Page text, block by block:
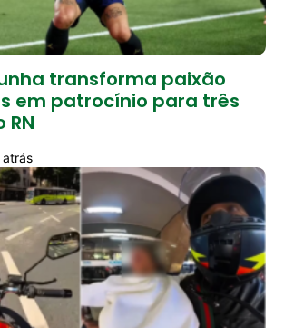
transforma paixão
em patrocínio para três
atrás